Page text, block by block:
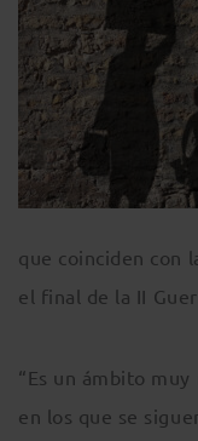
que coinciden con
el final de la II
“Es un ámbito
en los que se